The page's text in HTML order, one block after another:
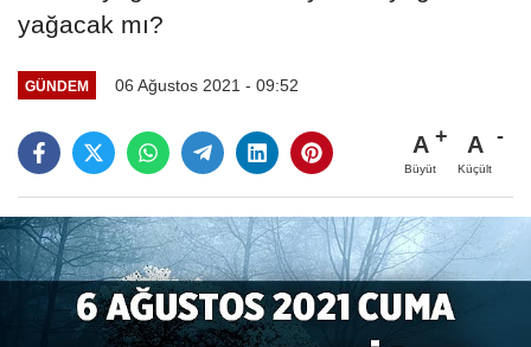
yağacak mı?
GÜNDEM 06 Ağustos 2021 - 09:52
A
Büyüt
A
Küçült